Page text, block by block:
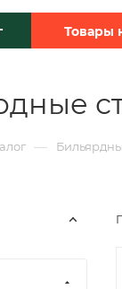
Товары
—